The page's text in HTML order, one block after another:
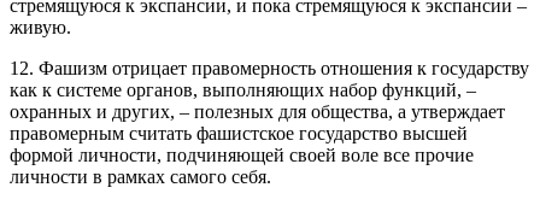
стремящуюся к экспансии, и пока стремящуюся к экспансии –
живую.
12. Фашизм отрицает правомерность отношения к государству
как к системе органов, выполняющих набор функций, –
охранных и других, – полезных для общества, а утверждает
правомерным считать фашистское государство высшей
формой личности, подчиняющей своей воле все прочие
личности в рамках самого себя.